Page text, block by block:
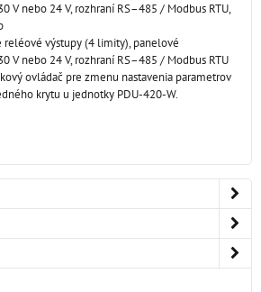
V nebo 24 V, rozhraní RS–485 / Modbus RTU,
reléové výstupy (4 limity), panelové
V nebo 24 V, rozhraní RS–485 / Modbus RTU
ovládač pre zmenu nastavenia parametrov
krytu u jednotky PDU-420-W.